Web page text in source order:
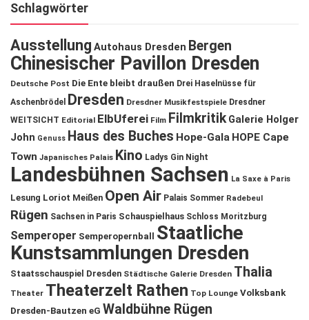
Schlagwörter
Ausstellung Autohaus Dresden Bergen
Chinesischer Pavillon Dresden
Deutsche Post Die Ente bleibt draußen Drei Haselnüsse für
Aschenbrödel
Dresden Dresdner Musikfestspiele Dresdner
WEITSICHT Editorial ElbUferei Film Filmkritik Galerie Holger
John Genuss Haus des Buches Hope-Gala HOPE Cape
Town Japanisches Palais Kino Ladys Gin Night
Landesbühnen Sachsen La Saxe à Paris
Lesung Loriot Meißen Open Air Palais Sommer Radebeul
Rügen Sachsen in Paris Schauspielhaus Schloss Moritzburg
Semperoper Semperopernball
Staatliche
Kunstsammlungen Dresden
Staatsschauspiel Dresden Städtische Galerie Dresden Thalia
Theater Theaterzelt Rathen Top Lounge Volksbank
Dresden-Bautzen eG Waldbühne Rügen